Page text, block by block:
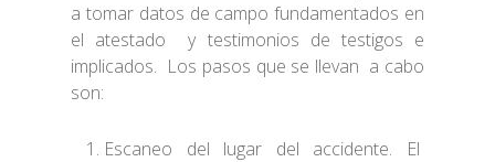
a tomar datos de campo fundamentados en
el atestado y testimonios de testigos e
implicados. Los pasos que se llevan a cabo
son:
Escaneo del lugar del accidente. El